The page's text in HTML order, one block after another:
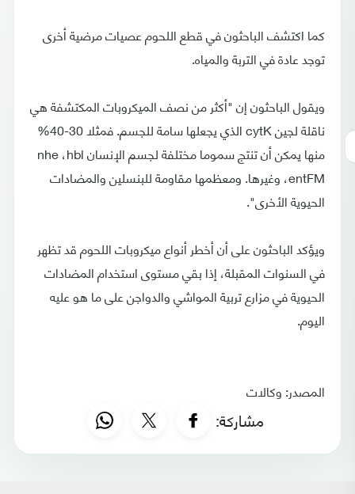
كما اكتشف الباحثون في قطع اللحوم عصيات مرضية أخرى
توجد عادة في التربة والمياه.
ويقول الباحثون إن "أكثر من نصف الميكروبات المكتشفة هي
ناقلة لجين cytK الذي يجعلها سامة للجسم. فمثلا 30-40%
منها يمكن أن تنتج سموما مختلفة لجسم الإنسان nhe ،hbl
،entFM وغيرها. ومعظمها مقاومة للبنسلين والمضادات
الحيوية الأخرى".
ويؤكد الباحثون على أن أخطر أنواع ميكروبات اللحوم قد تظهر
في السنوات المقبلة، إذا بقي مستوى استخدام المضادات
الحيوية في مزارع تربية المواشي والدواجن على ما هو عليه
اليوم.
المصدر: وكالات
مشاركة: